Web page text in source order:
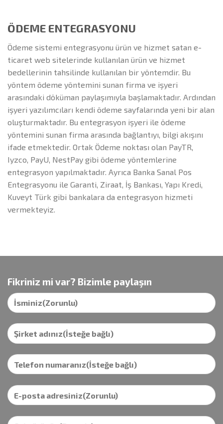
ÖDEME ENTEGRASYONU
Ödeme sistemi entegrasyonu ürün ve hizmet satan e-
ticaret web sitelerinde kullanılan ürün ve hizmet
bedellerinin tahsilinde kullanılan bir yöntemdir. Bu
yöntem ödeme yöntemini sunan firma ve işyeri
arasındaki döküman paylaşımıyla başlamaktadır. Ardından
işyeri yazılımcıları kendi ödeme sayfalarında yeni bir alan
oluşturmaktadır. Bu entegrasyon işyeri ile ödeme
yöntemini sunan firma arasında bağlantıyı, bilgi akışını
ifade etmektedir. Ortak Ödeme noktası olan PayTR,
Iyzco, PayU, NestPay gibi ödeme yöntemlerine
entegrasyon yapılmaktadır. Ayrıca Banka Sanal Pos
Entegrasyonu ile Garanti, Ziraat, İş Bankası, Yapı Kredi,
Kuveyt Türk gibi bankalara da entegrasyon hizmeti
vermekteyiz.
Fikriniz mi var? Bizimle paylaşın